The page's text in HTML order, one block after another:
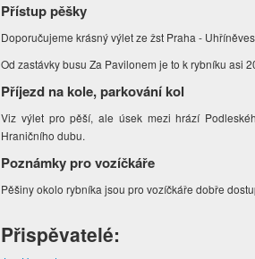
Přístup pěšky
Doporučujeme krásný výlet ze žst Praha -
Od zastávky busu Za Pavilonem je to k rybníku asi
Příjezd na kole, parkování kol
Viz výlet pro pěší, ale úsek mezi hrází
Hraničního dubu.
Poznámky pro vozíčkáře
Pěšiny okolo rybníka jsou pro vozíčkáře dobře
Přispěvatelé: